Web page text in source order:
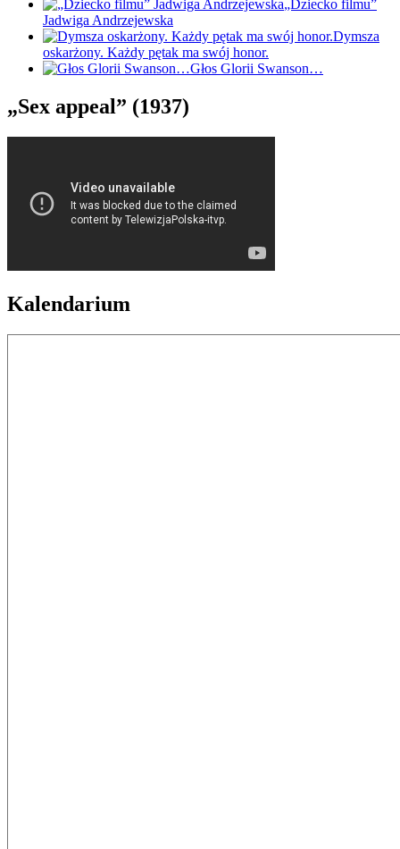
„Dziecko filmu”
Jadwiga Andrzejewska
Dymsza
oskarżony. Każdy pętak ma swój honor.
Głos Glorii Swanson…
„Sex appeal” (1937)
Kalendarium